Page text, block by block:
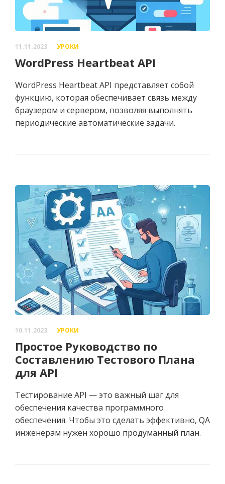
11.11.2023 УРОКИ
WordPress Heartbeat API
WordPress Heartbeat API представляет собой
функцию, которая обеспечивает связь между
браузером и сервером, позволяя выполнять
периодические автоматические задачи.
10.11.2023 УРОКИ
Простое Руководство по
Составлению Тестового Плана
для API
Тестирование API — это важный шаг для
обеспечения качества программного
обеспечения. Чтобы это сделать эффективно, QA
инженерам нужен хорошо продуманный план.